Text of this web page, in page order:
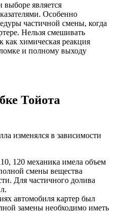
является
Особенно
частичной смены, когда
Нельзя смешивать
как химическая реакция
и полному выходу
Тойота
изменялся в зависимости
120 механика имела объем
смены вещества
Для частичного долива
автомобиля картер был
замены необходимо иметь